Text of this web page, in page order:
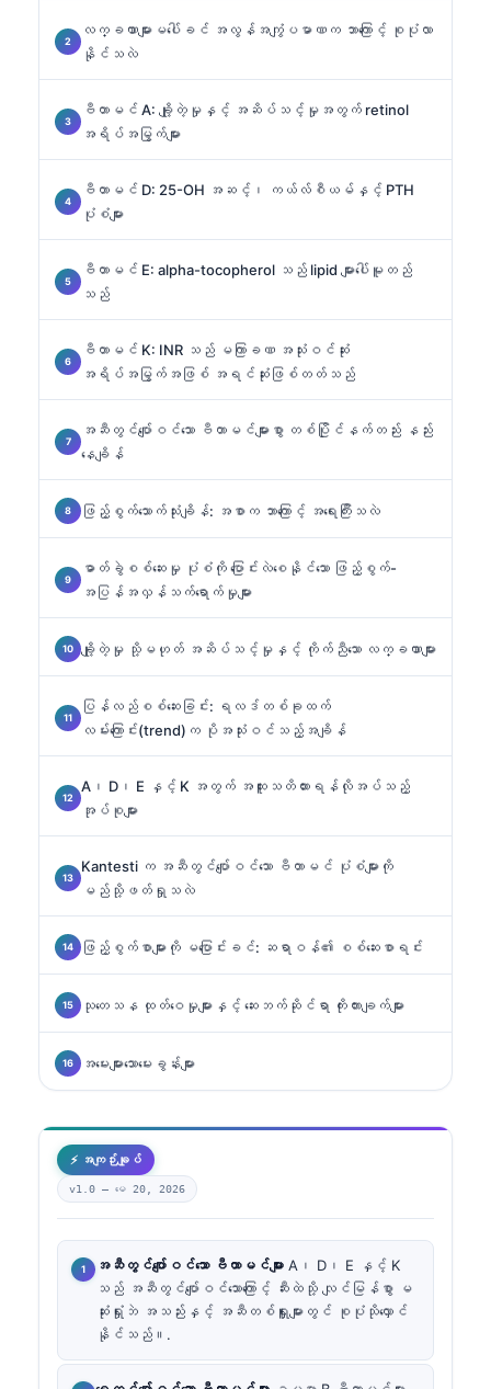
လက္ခဏာများမပေါ်ခင် အလွန်အကျွံပမာဏက ဘာကြောင့် စုပုံလာ
နိုင်သလဲ
ဗီတာမင် A: ချို့တဲ့မှုနှင့် အဆိပ်သင့်မှုအတွက် retinol
အရိပ်အမြွက်များ
ဗီတာမင် D: 25-OH အဆင့်၊ ကယ်လ်စီယမ်နှင့် PTH
ပုံစံများ
ဗီတာမင် E: alpha-tocopherol သည် lipid များပေါ်မူတည်
သည်
ဗီတာမင် K: INR သည် မကြာခဏ အသုံးဝင်ဆုံး
အရိပ်အမြွက်အဖြစ် အရင်ဆုံးဖြစ်တတ်သည်
အဆီတွင်ပျော်ဝင်သော ဗီတာမင်များစွာ တစ်ပြိုင်နက်တည်း နည်း
နေချိန်
ဖြည့်စွက်သောက်သုံးချိန်: အစာက ဘာကြောင့် အရေးကြီးသလဲ
ဓာတ်ခွဲစစ်ဆေးမှု ပုံစံကို ပြောင်းလဲစေနိုင်သော ဖြည့်စွက်-
အပြန်အလှန်သက်ရောက်မှုများ
ချို့တဲ့မှု သို့မဟုတ် အဆိပ်သင့်မှုနှင့် ကိုက်ညီသော လက္ခဏာများ
ပြန်လည်စစ်ဆေးခြင်း: ရလဒ်တစ်ခုထက်
လမ်းကြောင်း(trend)က ပိုအသုံးဝင်သည့်အချိန်
A၊ D၊ E နှင့် K အတွက် အထူးသတိထားရန်လိုအပ်သည့်
အုပ်စုများ
Kantesti က အဆီတွင်ပျော်ဝင်သော ဗီတာမင် ပုံစံများကို
မည်သို့ဖတ်ရှုသလဲ
ဖြည့်စွက်စာများကို မပြောင်းခင်: ဆရာဝန်၏ စစ်ဆေးစာရင်း
သုတေသန ထုတ်ဝေမှုများနှင့် ဆေးဘက်ဆိုင်ရာ ကိုးကားချက်များ
အမေးများသောမေးခွန်းများ
⚡ အကျဉ်းချုပ်
v1.0 — မေ 20, 2026
အဆီတွင်ပျော်ဝင်သော ဗီတာမင်များ A၊ D၊ E နှင့် K
သည် အဆီတွင်ပျော်ဝင်သောကြောင့် ဆီးထဲသို့ လျင်မြန်စွာ မ
ဆုံးရှုံးဘဲ အသည်းနှင့် အဆီတစ်ရှူးများတွင် စုပုံသိုလှောင်
နိုင်သည်။.